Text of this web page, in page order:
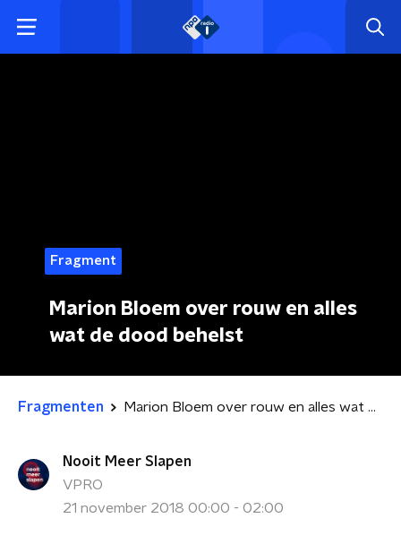
Fragment
Marion Bloem over rouw en alles
wat de dood behelst
Fragmenten Marion Bloem over rouw en alles wat de dood behelst
Nooit Meer Slapen
VPRO
21 november 2018 00:00 - 02:00